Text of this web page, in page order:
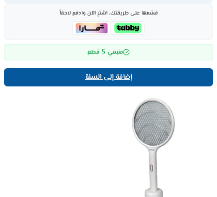
قسّمها على طريقتك، اشترِ الآن وادفع لاحقاً
متبقي 5 قطع
إضافة إلى السلة